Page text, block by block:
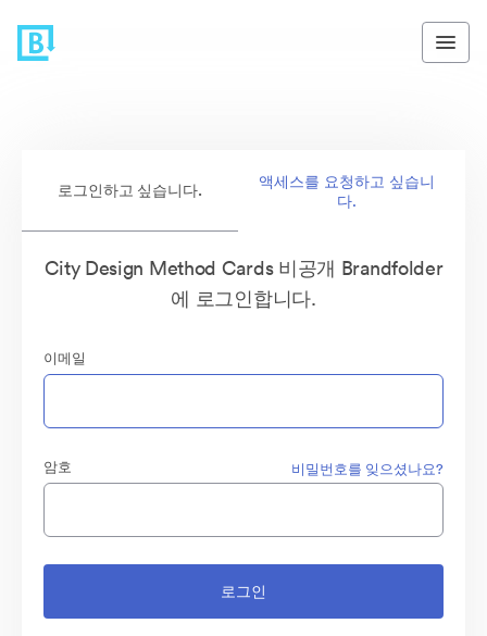
로그인하고 싶습니다.
액세스를 요청하고 싶습니
다.
City Design Method Cards 비공개 Brandfolder
에 로그인합니다.
이메일
암호 비밀번호를 잊으셨나요?